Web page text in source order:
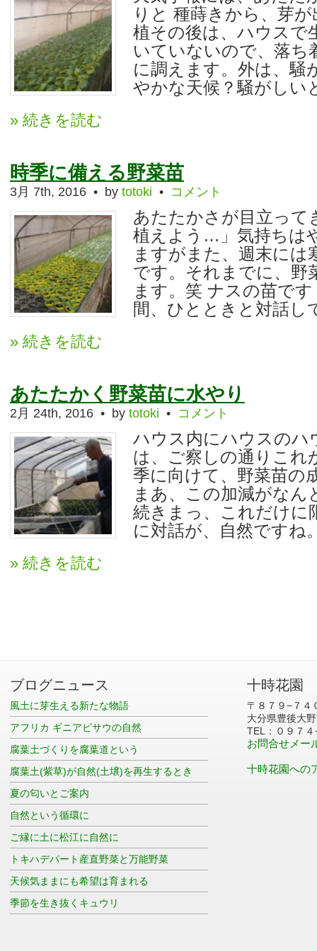
りと 種蒔きから、芽
植その後は、ハウスで
いていないので、落ち
に調えます。外は、騒
やかな天候？騒がし
» 続きを読む
時季に備える野菜苗
3月 7th, 2016 • by totoki • コメント
あたたかさが目立って
植えよう…」気持ちは
ますがまた、週末には
です。それまでに、野
ます。笑 ナスの苗で
間、ひとときと対話
» 続きを読む
あたたかく野菜苗に水やり
2月 24th, 2016 • by totoki • コメント
ハウス内にハウスの
は、ご察しの通りこれ
季に向けて、野菜苗の
まあ、この加減がなん
続きまっ、これだけに
に対話が、自然ですね
» 続きを読む
ブログニュース
風土に芽生える新たな物語
アフリカ ギニアビサウの自然
腐葉土づくりを腐葉道という
腐葉土(紫草)が自然(土壌)を再生するとき
夏の匂いとご案内
自然という循環に
ご縁に土に松江に自然に
トキハデパート産直野菜と万能野菜
天候気ままにも希望は育まれる
季節を生き抜くキュウリ
十時花園
〒８７９−７４
大分県豊後大
TEL：０９７
お問合せメー
十時花園への